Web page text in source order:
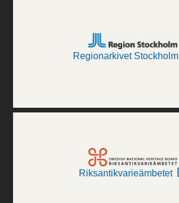
Regionarkivet Stockholm
Riksantikvarieämbetet